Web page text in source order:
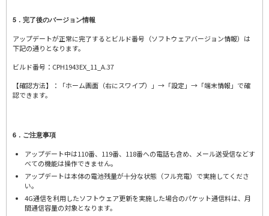
5．完了後のバージョン情報
アップデートが正常に完了するとビルド番号（ソフトウェアバージョン情報）は
下記の通りとなります。
ビルド番号：CPH1943EX_11_A.37
【確認方法】：「ホーム画面（右にスワイプ）」→「設定」→「端末情報」で確
認できます。
6．ご注意事項
アップデート中は110番、119番、118番への電話も含め、メール送受信などす
べての機能は操作できません。
アップデートは本体の電池残量が十分な状態（フル充電）で実施してくださ
い。
4G通信を利用したソフトウェア更新を実施した場合のパケット通信料は、月
間通信容量の対象となります。